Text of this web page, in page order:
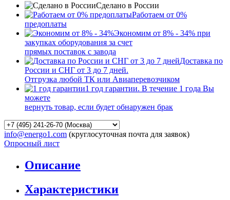
Сделано в России
Работаем от 0%
предоплаты
Экономим от 8% - 34% при
закупках оборудования за счет
прямых поставок с завода
Доставка по
России и СНГ от 3 до 7 дней.
Отгрузка любой ТК или Авиаперевозчиком
1 год гарантии. В течение 1 года Вы
можете
вернуть товар, если будет обнаружен брак
info@energo1.com (круглосуточная почта для заявок)
Опросный лист
Описание
Характеристики